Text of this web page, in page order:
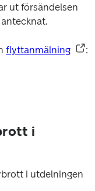
ut försändelsen
flyttanmälning
:
i